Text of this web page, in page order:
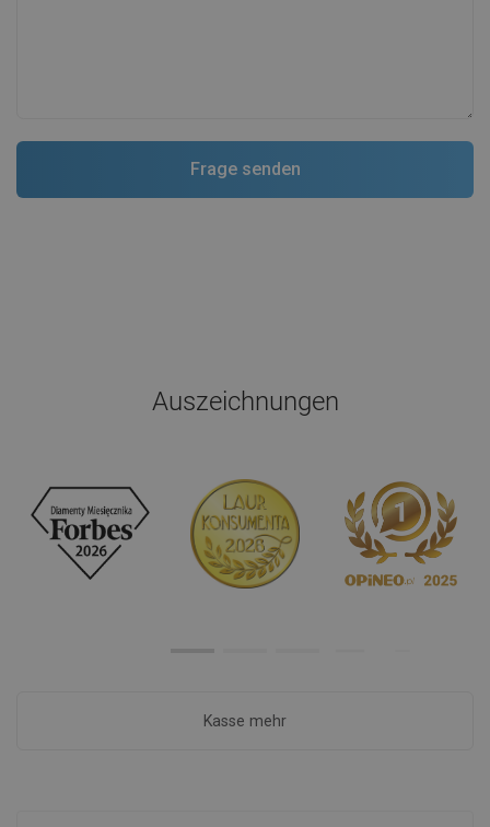
Auszeichnungen
Kasse mehr